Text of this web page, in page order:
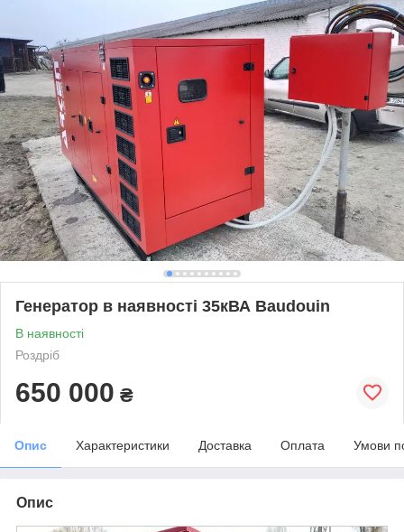
Генератор в наявності 35кВА Baudouin
В наявності
Роздріб
650 000 ₴
Опис Характеристики Доставка Оплата Умови
Опис